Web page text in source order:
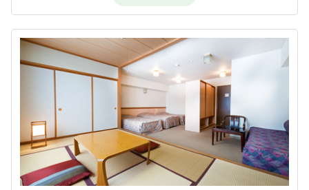
hekiraku～／
1泊2食付き
20,100円/人/泊 ～
詳細
ひすい色の温泉の熊の湯＼1泊2食
お試しプラン～萌葱moegi～／
1泊2食付き